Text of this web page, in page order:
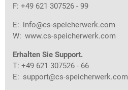
F: +49 621 307526 - 99
E: info@cs-speicherwerk.com
W: www.cs-speicherwerk.com
Erhalten Sie Support.
T: +49 621 307526 - 66
E: support@cs-speicherwerk.com